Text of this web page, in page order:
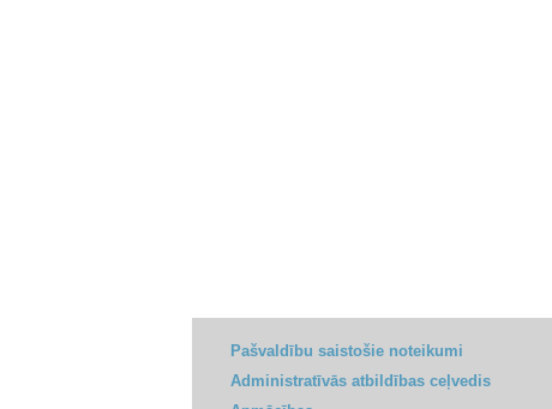
Pašvaldību saistošie noteikumi
Administratīvās atbildības ceļvedis